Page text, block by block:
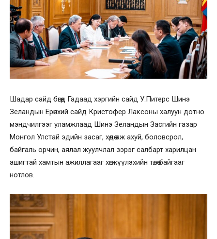
Шадар сайд бөгөөд Гадаад хэргийн сайд У.Питерс Шинэ
Зеландын Ерөнхий сайд Кристофер Лаксоны халуун дотно
мэндчилгээг уламжлаад Шинэ Зеландын Засгийн газар
Монгол Улстай эдийн засаг, хөдөө аж ахуй, боловсрол,
байгаль орчин, аялал жуулчлал зэрэг салбарт харилцан
ашигтай хамтын ажиллагааг хөгжүүлэхийн төлөө байгааг
нотлов.